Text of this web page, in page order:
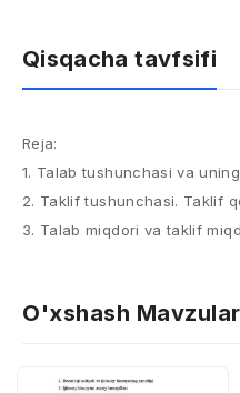
Qisqacha tavfsifi
Reja:
1. Talab tushunchasi va
2. Taklif tushunchasi. Taklif
3. Talab miqdori va taklif
O'xshash Mavzular